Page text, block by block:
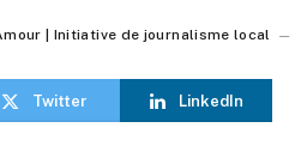
| Initiative de journalisme local
Twitter LinkedIn